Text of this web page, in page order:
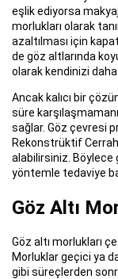
eşlik ediyorsa
morlukları olarak
azaltılması için
de göz altlarında
olarak kendinizi
Ancak kalıcı bir
süre
sağlar. Göz çevresi
Rekonstrüktif Cerrahi
alabilirsiniz. Böylece
yöntemle tedaviye
Göz Altı
Göz altı morlukları
Morluklar geçici ya
gibi süreçlerden